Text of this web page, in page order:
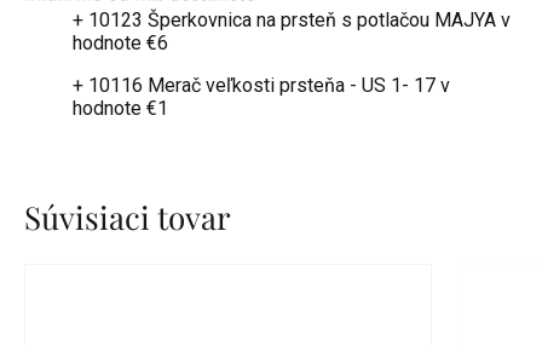
+ 10123 Šperkovnica na prsteň s potlačou MAJYA v
hodnote €6
+ 10116 Merač veľkosti prsteňa - US 1- 17 v
hodnote €1
Súvisiaci tovar